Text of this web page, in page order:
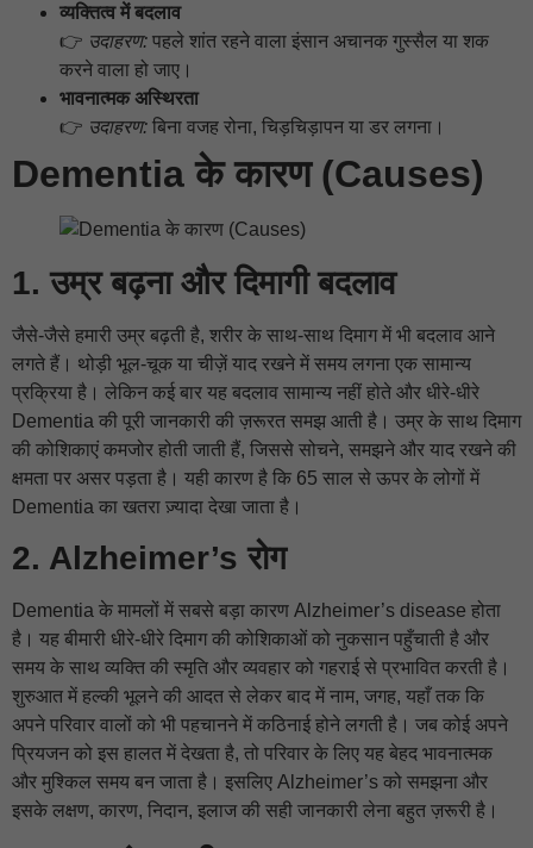
व्यक्तित्व में बदलाव
👉 उदाहरण: पहले शांत रहने वाला इंसान अचानक गुस्सैल या शक
करने वाला हो जाए।
भावनात्मक अस्थिरता
👉 उदाहरण: बिना वजह रोना, चिड़चिड़ापन या डर लगना।
Dementia के कारण (Causes)
1. उम्र बढ़ना और दिमागी बदलाव
जैसे-जैसे हमारी उम्र बढ़ती है, शरीर के साथ-साथ दिमाग में भी बदलाव आने
लगते हैं। थोड़ी भूल-चूक या चीज़ें याद रखने में समय लगना एक सामान्य
प्रक्रिया है। लेकिन कई बार यह बदलाव सामान्य नहीं होते और धीरे-धीरे
Dementia की पूरी जानकारी की ज़रूरत समझ आती है। उम्र के साथ दिमाग
की कोशिकाएं कमजोर होती जाती हैं, जिससे सोचने, समझने और याद रखने की
क्षमता पर असर पड़ता है। यही कारण है कि 65 साल से ऊपर के लोगों में
Dementia का खतरा ज़्यादा देखा जाता है।
2. Alzheimer’s रोग
Dementia के मामलों में सबसे बड़ा कारण Alzheimer’s disease होता
है। यह बीमारी धीरे-धीरे दिमाग की कोशिकाओं को नुकसान पहुँचाती है और
समय के साथ व्यक्ति की स्मृति और व्यवहार को गहराई से प्रभावित करती है।
शुरुआत में हल्की भूलने की आदत से लेकर बाद में नाम, जगह, यहाँ तक कि
अपने परिवार वालों को भी पहचानने में कठिनाई होने लगती है। जब कोई अपने
प्रियजन को इस हालत में देखता है, तो परिवार के लिए यह बेहद भावनात्मक
और मुश्किल समय बन जाता है। इसलिए Alzheimer’s को समझना और
इसके लक्षण, कारण, निदान, इलाज की सही जानकारी लेना बहुत ज़रूरी है।